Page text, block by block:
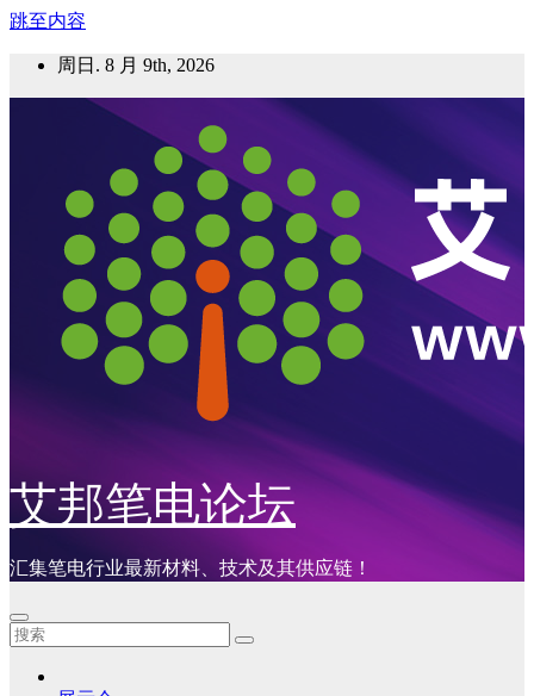
跳至内容
周日. 8 月 9th, 2026
艾邦笔电论坛
汇集笔电行业最新材料、技术及其供应链！